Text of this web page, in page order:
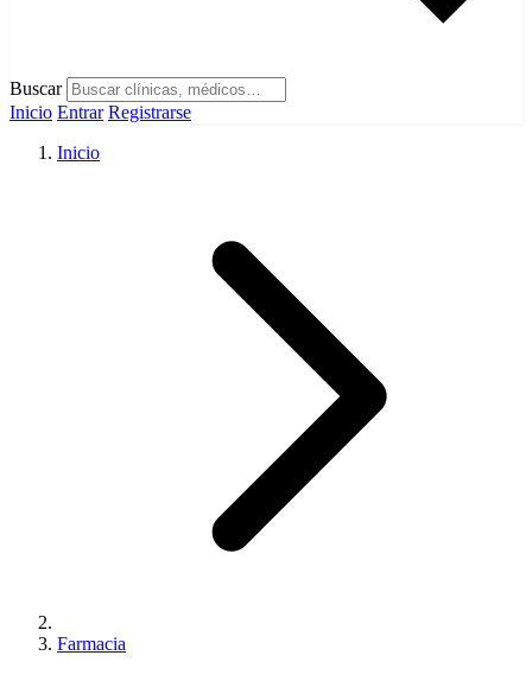
Buscar
Inicio Entrar Registrarse
Inicio
Farmacia